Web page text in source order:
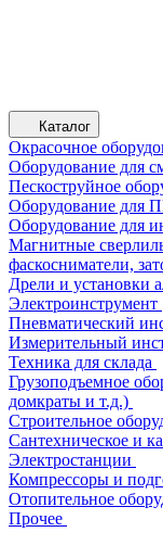
Каталог
Окрасочное
Оборудование для
Пескоструйное
Оборудование для
Оборудование для
Магнитные
фаскосниматели,
Дрели и установки
Электроинструмент
Пневматический
Измерительный
Техника для склада
Грузоподъемное
домкраты и т.д.)
Строительное
Сантехническое и
Электростанции
Компрессоры и
Отопительное
Прочее